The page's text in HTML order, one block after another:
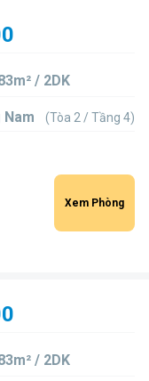
/ 2DK
(Tòa 2 / Tầng 4)
Xem Phòng
/ 2DK